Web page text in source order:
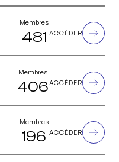
Membres
481 ACCÉDER
Membres
406ACCÉDER
Membres
196 ACCÉDER